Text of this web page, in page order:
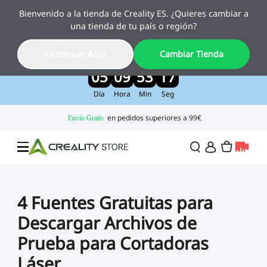
Creality Pika, el nuevo escáner 3D con IA
ya está aquí
Disfruta de un 10 % de descuento por lanzamiento
>>
05
Día
09
Hora
53
Min
16
Seg
Impresora 3D
Serie K2
Impresoras Combo
4 Fuentes Gratuitas para
Descargar Archivos de
Prueba para Cortadoras
Bienvenido a la tienda de Creality ES. ¿Quieres cambiar a
una tienda de tu país o región?
Cambiar Tienda